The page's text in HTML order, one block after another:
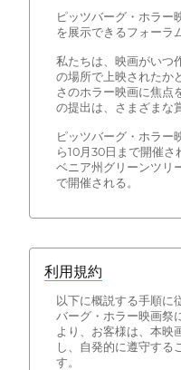
ピッツバーグ・ホラー
を展示できるフォーラ
私たちは、映画がいつ
の場所で上映されたか
さのホラー映画に焦点
の提出は、さまざまな
ピッツバーグ・ホラー
ら10月30日まで開催
ベニア州グリーンツリ
で開催される。
利用規約
以下に概説する手順に
バーグ・ホラー映画祭
より、お客様は、本映
し、自発的に遵守する
す。